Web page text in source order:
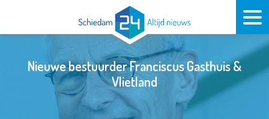
Nieuwe bestuurder Franciscus Gasthuis &
Vlietland